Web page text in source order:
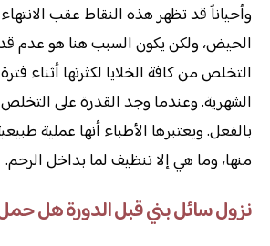
وأحياناً قد تظهر هذه النقاط عقب
الحيض، ولكن يكون السبب هنا هو عدم
التخلص من كافة الخلايا لكثرتها أثناء
الشهرية. وعندما وجد القدرة على التخلص
بالفعل. ويعتبرها الأطباء أنها عملية
منها، وما هي إلا تنظيف لما بداخل الرحم.
نزول سائل بني قبل الدورة هل